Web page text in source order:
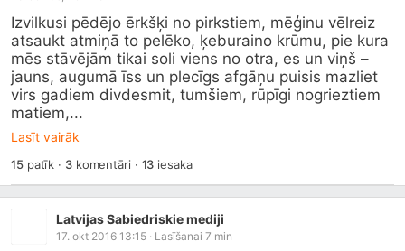
Izvilkusi pēdējo ērkšķi no pirkstiem, mēģinu vēlreiz
atsaukt atmiņā to pelēko, ķeburaino krūmu, pie kura
mēs stāvējām tikai soli viens no otra, es un viņš –
jauns, augumā īss un plecīgs afgāņu puisis mazliet
virs gadiem divdesmit, tumšiem, rūpīgi nogrieztiem
matiem,...
Lasīt vairāk
15patīk · 3komentāri · 13 iesaka
Latvijas Sabiedriskie mediji
17. okt 2016 13:15 · Lasīšanai 7 min